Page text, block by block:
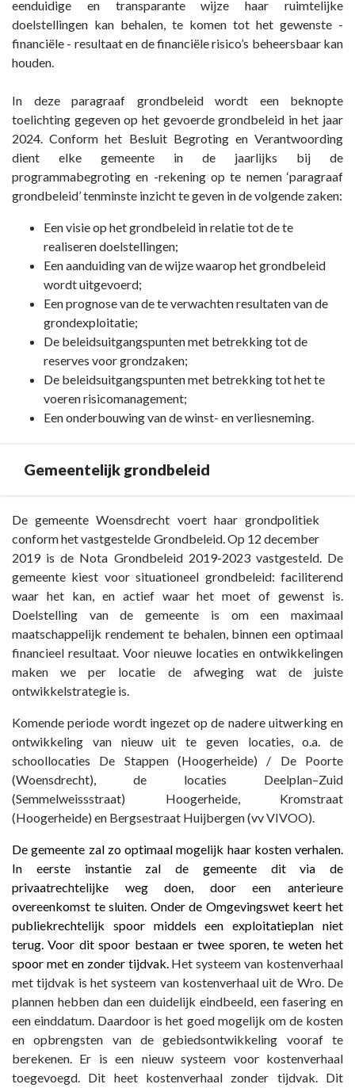
eenduidige en transparante wijze haar ruimtelijke
doelstellingen kan behalen, te komen tot het gewenste -
financiële - resultaat en de financiële risico’s beheersbaar kan
houden.
In deze paragraaf grondbeleid wordt een beknopte
toelichting gegeven op het gevoerde grondbeleid in het jaar
2024. Conform het Besluit Begroting en Verantwoording
dient elke gemeente in de jaarlijks bij de
programmabegroting en -rekening op te nemen ‘paragraaf
grondbeleid’ tenminste inzicht te geven in de volgende zaken:
Een visie op het grondbeleid in relatie tot de te
realiseren doelstellingen;
Een aanduiding van de wijze waarop het grondbeleid
wordt uitgevoerd;
Een prognose van de te verwachten resultaten van de
grondexploitatie;
De beleidsuitgangspunten met betrekking tot de
reserves voor grondzaken;
De beleidsuitgangspunten met betrekking tot het te
voeren risicomanagement;
Een onderbouwing van de winst- en verliesneming.
Gemeentelijk grondbeleid
Terug
naar
navigatie
Paragraaf
Grondbeleid
Gemeentelijk
grondbeleid
De gemeente Woensdrecht voert haar grondpolitiek
conform het vastgestelde Grondbeleid. Op 12 december
2019 is de Nota Grondbeleid 2019-2023 vastgesteld. De
gemeente kiest voor situationeel grondbeleid: faciliterend
waar het kan, en actief waar het moet of gewenst is.
Doelstelling van de gemeente is om een maximaal
maatschappelijk rendement te behalen, binnen een optimaal
financieel resultaat. Voor nieuwe locaties en ontwikkelingen
maken we per locatie de afweging wat de juiste
ontwikkelstrategie is.
Komende periode wordt ingezet op de nadere uitwerking en
ontwikkeling van nieuw uit te geven locaties, o.a. de
schoollocaties De Stappen (Hoogerheide) / De Poorte
(Woensdrecht), de locaties Deelplan–Zuid
(Semmelweissstraat) Hoogerheide, Kromstraat
(Hoogerheide) en Bergsestraat Huijbergen (vv VIVOO).
De gemeente zal zo optimaal mogelijk haar kostenverhalen.
In eerste instantie zal de gemeente dit via de
privaatrechtelijke weg doen, door een anterieure
overeenkomst te sluiten. Onder de Omgevingswet keert het
publiekrechtelijk spoor middels een exploitatieplan niet
terug. Voor dit spoor bestaan er twee sporen, te weten het
spoor met en zonder tijdvak. Het systeem van kostenverhaal
met tijdvak is het systeem van kostenverhaal uit de Wro. De
plannen hebben dan een duidelijk eindbeeld, een fasering en
een einddatum. Daardoor is het goed mogelijk om de kosten
en opbrengsten van de gebiedsontwikkeling vooraf te
berekenen. Er is een nieuw systeem voor kostenverhaal
toegevoegd. Dit heet kostenverhaal zonder tijdvak. Dit